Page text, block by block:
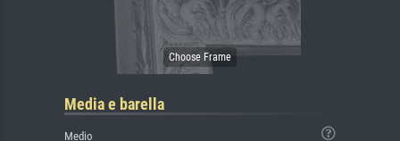
Media e barella
Medio